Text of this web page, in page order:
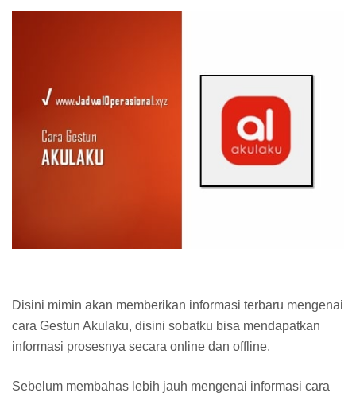
Disini mimin akan memberikan informasi terbaru mengenai
cara Gestun Akulaku, disini sobatku bisa mendapatkan
informasi prosesnya secara online dan offline.
Sebelum membahas lebih jauh mengenai informasi cara